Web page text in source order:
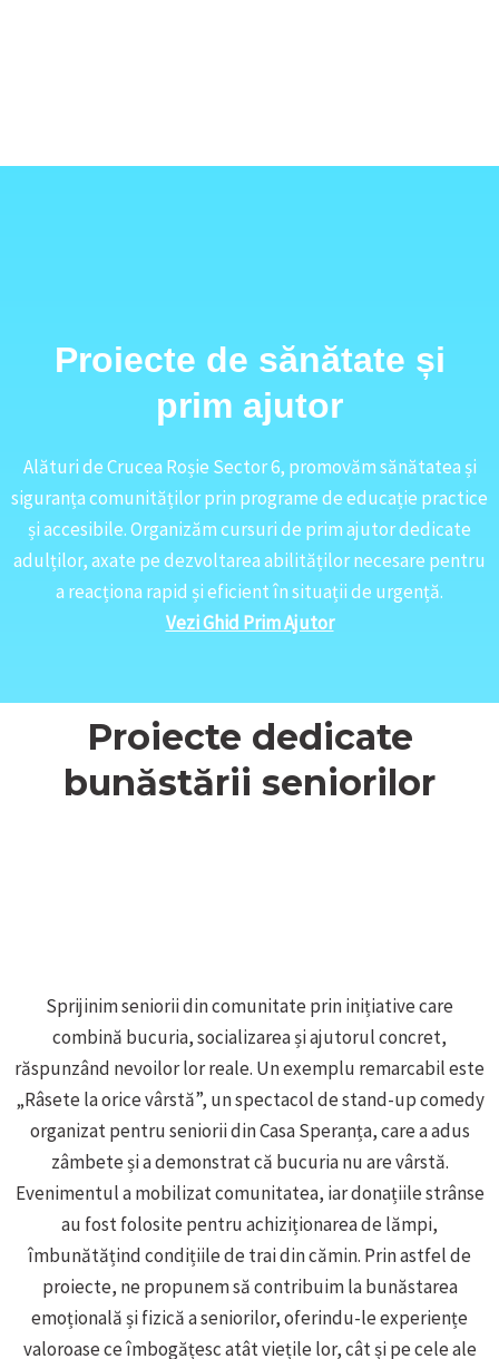
Proiecte de sănătate și
prim ajutor
Alături de Crucea Roșie Sector 6, promovăm sănătatea și
siguranța comunităților prin programe de educație practice
și accesibile. Organizăm cursuri de prim ajutor dedicate
adulților, axate pe dezvoltarea abilităților necesare pentru
a reacționa rapid și eficient în situații de urgență.
Vezi Ghid Prim Ajutor
Proiecte dedicate
bunăstării seniorilor
Sprijinim seniorii din comunitate prin inițiative care
combină bucuria, socializarea și ajutorul concret,
răspunzând nevoilor lor reale. Un exemplu remarcabil este
„Râsete la orice vârstă”, un spectacol de stand-up comedy
organizat pentru seniorii din Casa Speranța, care a adus
zâmbete și a demonstrat că bucuria nu are vârstă.
Evenimentul a mobilizat comunitatea, iar donațiile strânse
au fost folosite pentru achiziționarea de lămpi,
îmbunătățind condițiile de trai din cămin. Prin astfel de
proiecte, ne propunem să contribuim la bunăstarea
emoțională și fizică a seniorilor, oferindu-le experiențe
valoroase ce îmbogățesc atât viețile lor, cât și pe cele ale